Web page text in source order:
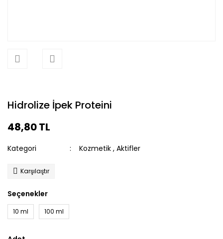
Hidrolize İpek Proteini
48,80 TL
Kategori Kozmetik ,Aktifler
Karşılaştır
Seçenekler
10 ml 100 ml